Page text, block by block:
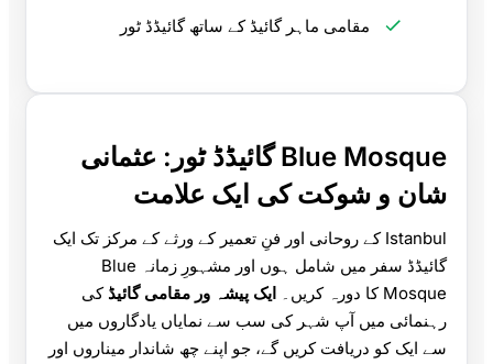
مقامی ماہر گائیڈ کے ساتھ گائیڈڈ ٹور
Blue Mosque گائیڈڈ ٹور: عثمانی
شان و شوکت کی ایک علامت
Istanbul کے روحانی اور فنِ تعمیر کے ورثے کے مرکز تک ایک
گائیڈڈ سفر میں شامل ہوں اور مشہورِ زمانہ Blue
Mosque کا دورہ کریں۔
ایک پیشہ ور مقامی گائیڈ کی
رہنمائی میں آپ شہر کی سب سے نمایاں یادگاروں میں
سے ایک کو دریافت کریں گے، جو اپنے چھ شاندار میناروں اور